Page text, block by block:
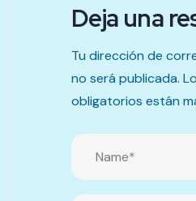
Deja una
Tu dirección de
no será publicada.
obligatorios están